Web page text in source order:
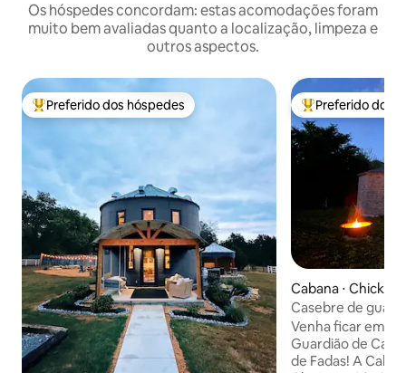
Os hóspedes concordam: estas acomodações foram
muito bem avaliadas quanto a localização, limpeza e
outros aspectos.
Entre os melhores preferidos dos hóspedes
Preferido dos hóspedes Entre os
Preferido dos
Cabana ⋅
Casebre de
Venha ficar em
Guardião de
de Fadas! A